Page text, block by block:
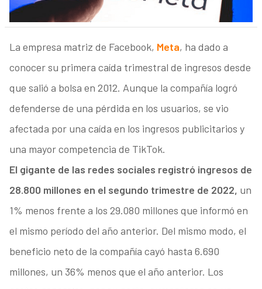
La empresa matriz de Facebook, Meta, ha dado a
conocer su primera caída trimestral de ingresos desde
que salió a bolsa en 2012. Aunque la compañía logró
defenderse de una pérdida en los usuarios, se vio
afectada por una caída en los ingresos publicitarios y
una mayor competencia de TikTok.
El gigante de las redes sociales registró ingresos de
28.800 millones en el segundo trimestre de 2022, un
1% menos frente a los 29.080 millones que informó en
el mismo período del año anterior. Del mismo modo, el
beneficio neto de la compañía cayó hasta 6.690
millones, un 36% menos que el año anterior. Los